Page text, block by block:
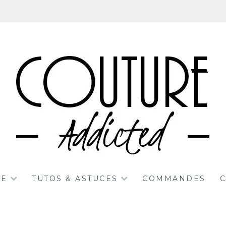
TUTOS & ASTUCES COMMANDES